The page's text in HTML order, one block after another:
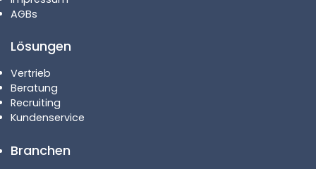
AGBs
Lösungen
Vertrieb
Beratung
Recruiting
Kundenservice
Branchen